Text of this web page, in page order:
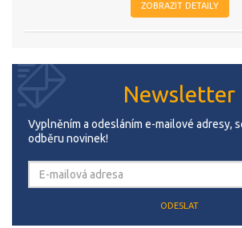
ZOBRAZIT DETAILY
Newsletter
Vyplněním a odesláním e-mailové adresy,
odběru novinek!